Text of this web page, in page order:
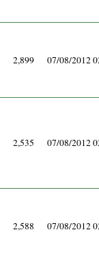
2,899 07/08/2012
2,535 07/08/2012
2,588 07/08/2012